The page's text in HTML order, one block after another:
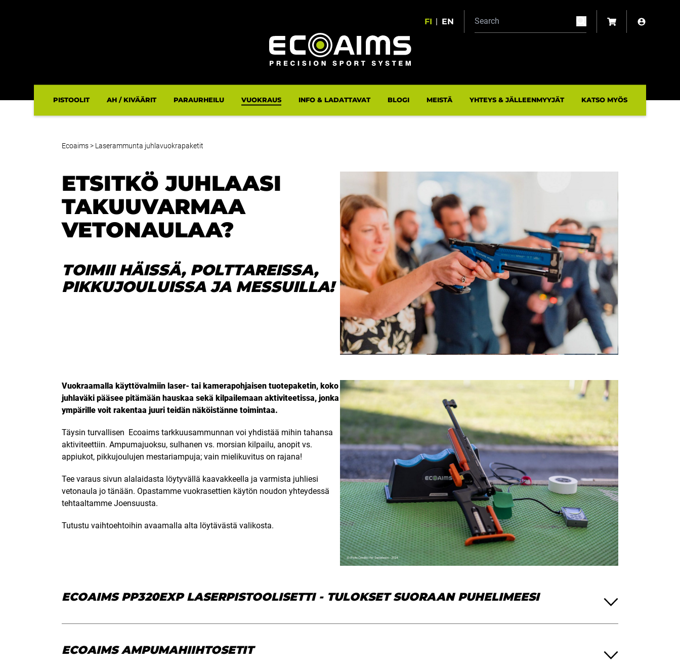
FI | EN
PISTOOLIT AH / KIVÄÄRIT PARAURHEILU VUOKRAUS INFO & LADATTAVAT BLOGI MEISTÄ YHTEYS & JÄLLEENMYYJÄT KATSO MYÖS
Ecoaims> Laserammunta juhlavuokrapaketit
ETSITKÖ JUHLAASI
TAKUUVARMAA
VETONAULAA?
TOIMII HÄISSÄ, POLTTAREISSA,
PIKKUJOULUISSA JA MESSUILLA!
Vuokraamalla käyttövalmiin laser- tai kamerapohjaisen tuotepaketin, koko
juhlaväki pääsee pitämään hauskaa sekä kilpailemaan aktiviteetissa, jonka
ympärille voit rakentaa juuri teidän näköistänne toimintaa.
Täysin turvallisen Ecoaims tarkkuusammunnan voi yhdistää mihin tahansa
aktiviteettiin. Ampumajuoksu, sulhanen vs. morsian kilpailu, anopit vs.
appiukot, pikkujoulujen mestariampuja; vain mielikuvitus on rajana!
Tee varaus sivun alalaidasta löytyvällä kaavakkeella ja varmista juhliesi
vetonaula jo tänään. Opastamme vuokrasettien käytön noudon yhteydessä
tehtaaltamme Joensuusta.
Tutustu vaihtoehtoihin avaamalla alta löytävästä valikosta.
ECOAIMS PP320EXP LASERPISTOOLISETTI - TULOKSET SUORAAN PUHELIMEESI
ECOAIMS AMPUMAHIIHTOSETIT